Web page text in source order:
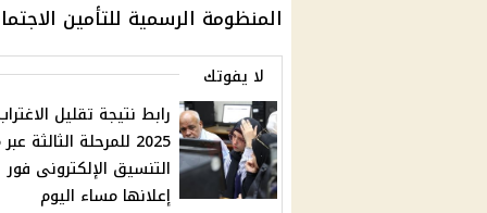
المنظومة الرسمية للتأمين
لا يفوتك
رابط نتيجة تقليل
2025 للمرحلة الثالثة
التنسيق الإلكترونى فور
إعلانها مساء اليوم